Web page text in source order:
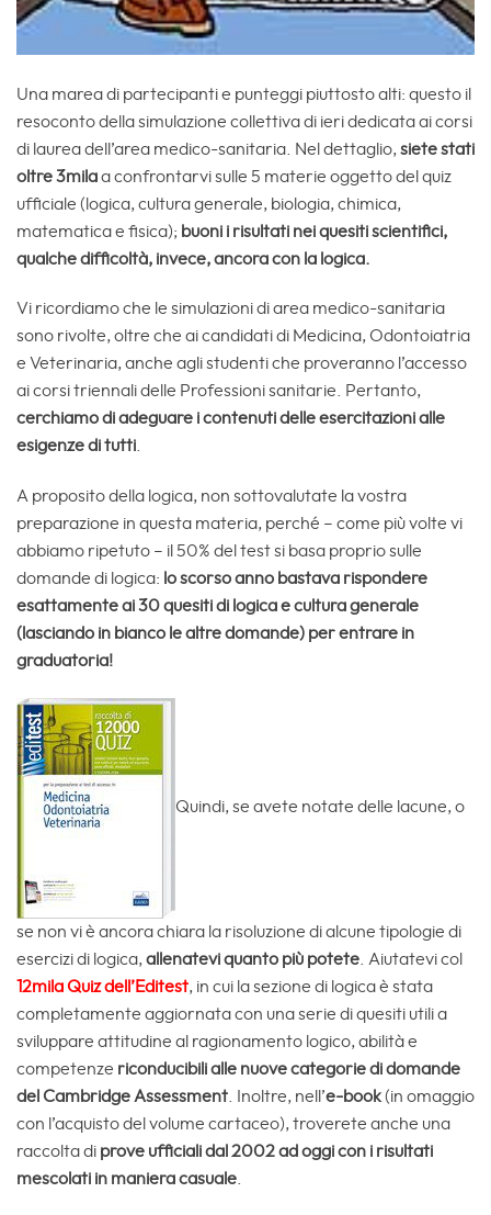
Una marea di partecipanti e punteggi piuttosto alti: questo il
resoconto della simulazione collettiva di ieri dedicata ai corsi
di laurea dell’area medico-sanitaria. Nel dettaglio, siete stati
oltre 3milaa confrontarvi sulle 5 materie oggetto del quiz
ufficiale (logica, cultura generale, biologia, chimica,
matematica e fisica); buoni i risultati nei quesiti scientifici,
qualche difficoltà, invece, ancora con la logica.
Vi ricordiamo che le simulazioni di area medico-sanitaria
sono rivolte, oltre che ai candidati di Medicina, Odontoiatria
e Veterinaria, anche agli studenti che proveranno l’accesso
ai corsi triennali delle Professioni sanitarie. Pertanto,
cerchiamo di adeguare i contenuti delle esercitazioni alle
esigenze di tutti.
A proposito della logica, non sottovalutate la vostra
preparazione in questa materia, perché – come più volte vi
abbiamo ripetuto – il 50% del test si basa proprio sulle
domande di logica: lo scorso anno bastava rispondere
esattamente ai 30 quesiti di logica e cultura generale
(lasciando in bianco le altre domande) per entrare in
graduatoria!
Quindi, se avete notate delle lacune, o
se non vi è ancora chiara la risoluzione di alcune tipologie di
esercizi di logica, allenatevi quanto più potete . Aiutatevi col
12mila Quiz dell’Editest, in cui la sezione di logica è stata
completamente aggiornata con una serie di quesiti utili a
sviluppare attitudine al ragionamento logico, abilità e
competenze riconducibili alle nuove categorie di domande
del Cambridge Assessment . Inoltre, nell’e-book(in omaggio
con l’acquisto del volume cartaceo), troverete anche una
raccolta di prove ufficiali dal 2002 ad oggi con i risultati
mescolati in maniera casuale